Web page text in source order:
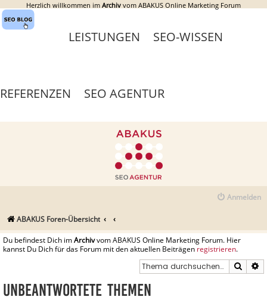
Herzlich willkommen im Archiv vom ABAKUS Online Marketing Forum
LEISTUNGEN SEO-WISSEN
REFERENZEN SEO AGENTUR
Anmelden
ABAKUS Foren-Übersicht
Du befindest Dich imArchivvom ABAKUS Online Marketing Forum. Hier
kannst Du Dich für das Forum mit den aktuellen Beiträgen registrieren.
Suche
Unbeantwortete Themen